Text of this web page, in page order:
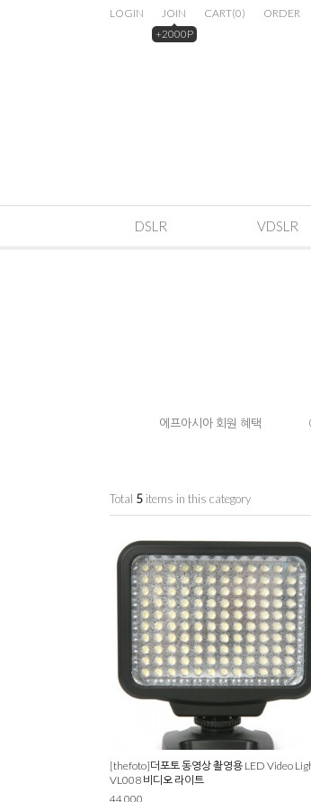
LOGIN
JOIN
+2000P
CART(0) ORDER
DSLR VDSLR
에프아시아 회원 혜택
Total 5 items in this category
[thefoto]더포토 동영상 촬영용 LED Video
VL008 비디오 라이트
44,000